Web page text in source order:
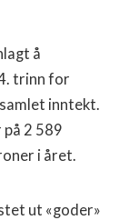
å
trinn for
inntekt.
2 589
i året.
ut «goder»